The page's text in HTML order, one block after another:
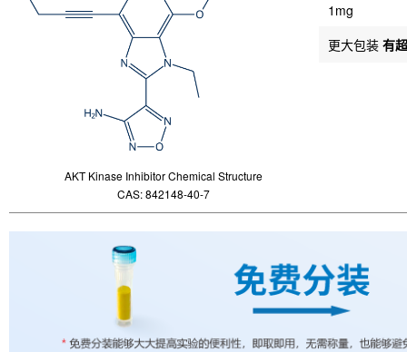
AKT Kinase Inhibitor Chemical Structure
CAS: 842148-40-7
1mg
更大包装 有